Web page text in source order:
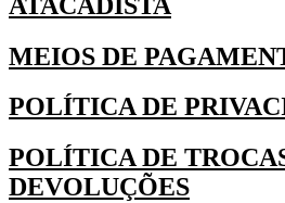
MEIOS DE
POLÍTICA DE
POLÍTICA DE
DEVOLUÇÕES